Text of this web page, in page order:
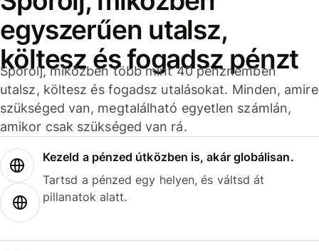
egyszerűen utalsz,
költesz és fogadsz pénzt
Spórolj, miközben több mint 40 pénznemben
utalsz, költesz és fogadsz utalásokat. Minden, amire
szükséged van, megtalálható egyetlen számlán,
amikor csak szükséged van rá.
Kezeld a pénzed útközben is, akár globálisan.
Tartsd a pénzed egy helyen, és váltsd át
pillanatok alatt.